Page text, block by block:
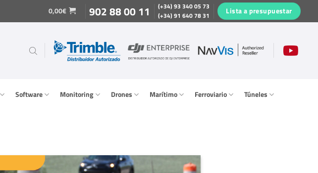
0,00€ 902 88 00 11
(+34) 93 340 05 73
(+34) 91 640 78 31
Lista a presupuestar
Software Monitoring Drones Marítimo Ferroviario Túneles